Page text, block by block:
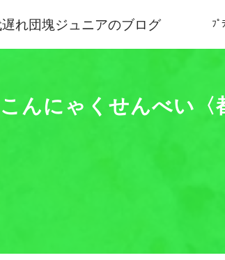
れ団塊ジュニアのブログ ﾌﾟ
んにゃくせんべい